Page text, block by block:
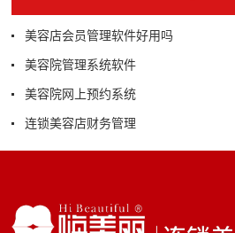
美容店会员管理软件好用吗
美容院管理系统软件
美容院网上预约系统
连锁美容店财务管理